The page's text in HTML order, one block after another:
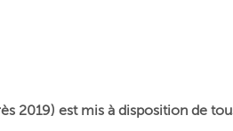
2019) est mis à disposition de